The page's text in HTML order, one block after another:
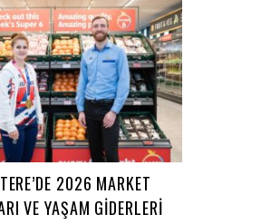
2026 MARKET
VE YAŞAM GIDERLERI